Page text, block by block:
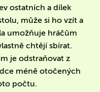
ostatních a dílek
může si ho vzít a
umožňuje hráčům
chtějí sbírat.
je odstraňovat z
méně otočených
počtu.